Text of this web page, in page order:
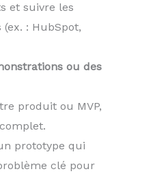
et suivre les
(ex. : HubSpot,
ou des
produit ou MVP,
prototype qui
clé pour